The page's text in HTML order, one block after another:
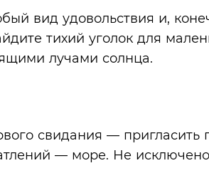
вид удовольствия и,
тихий уголок для
лучами солнца.
свидания — пригласить
— море. Не